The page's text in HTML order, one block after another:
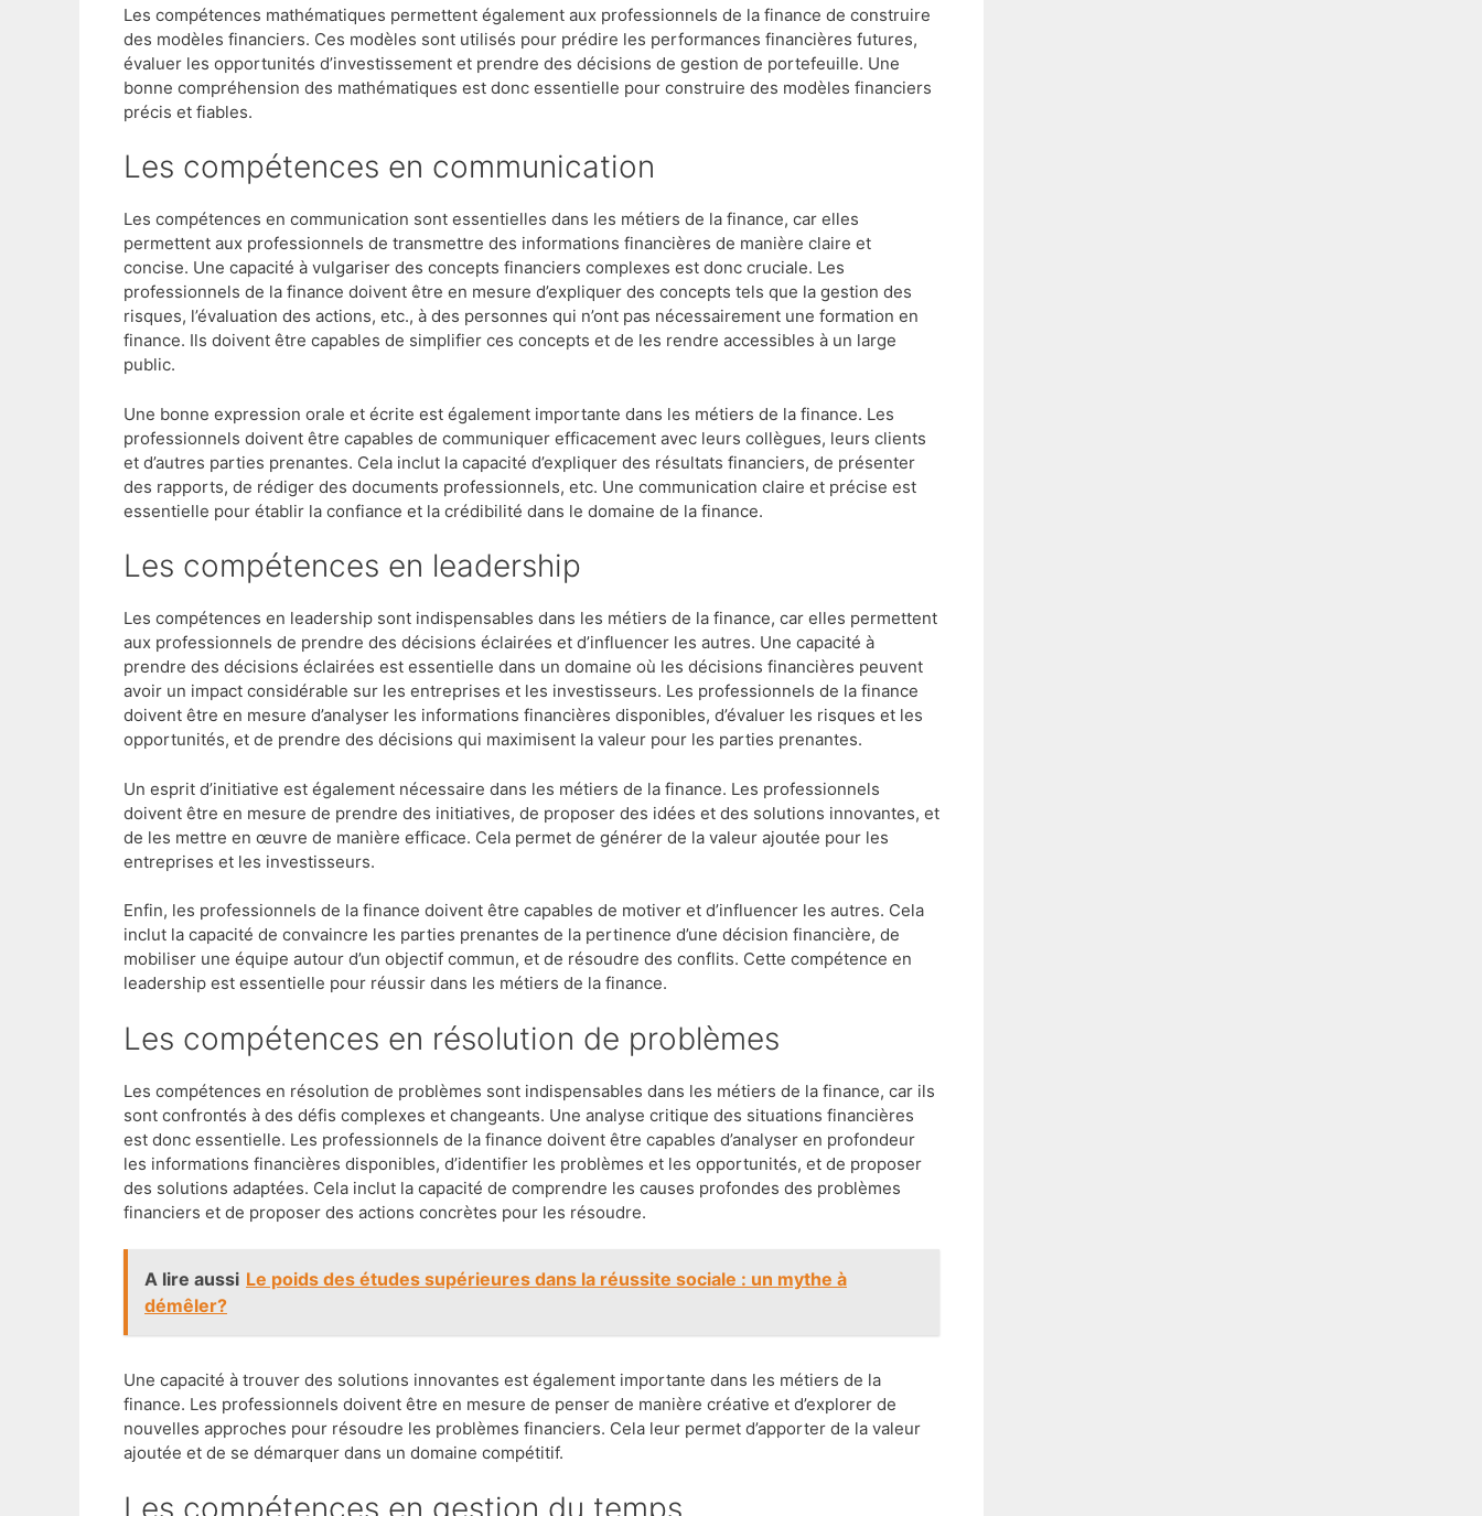
Les compétences mathématiques permettent également aux professionnels de la finance de construire
des modèles financiers. Ces modèles sont utilisés pour prédire les performances financières futures,
évaluer les opportunités d’investissement et prendre des décisions de gestion de portefeuille. Une
bonne compréhension des mathématiques est donc essentielle pour construire des modèles financiers
précis et fiables.
Les compétences en communication
Les compétences en communication sont essentielles dans les métiers de la finance, car elles
permettent aux professionnels de transmettre des informations financières de manière claire et
concise. Une capacité à vulgariser des concepts financiers complexes est donc cruciale. Les
professionnels de la finance doivent être en mesure d’expliquer des concepts tels que la gestion des
risques, l’évaluation des actions, etc., à des personnes qui n’ont pas nécessairement une formation en
finance. Ils doivent être capables de simplifier ces concepts et de les rendre accessibles à un large
public.
Une bonne expression orale et écrite est également importante dans les métiers de la finance. Les
professionnels doivent être capables de communiquer efficacement avec leurs collègues, leurs clients
et d’autres parties prenantes. Cela inclut la capacité d’expliquer des résultats financiers, de présenter
des rapports, de rédiger des documents professionnels, etc. Une communication claire et précise est
essentielle pour établir la confiance et la crédibilité dans le domaine de la finance.
Les compétences en leadership
Les compétences en leadership sont indispensables dans les métiers de la finance, car elles permettent
aux professionnels de prendre des décisions éclairées et d’influencer les autres. Une capacité à
prendre des décisions éclairées est essentielle dans un domaine où les décisions financières peuvent
avoir un impact considérable sur les entreprises et les investisseurs. Les professionnels de la finance
doivent être en mesure d’analyser les informations financières disponibles, d’évaluer les risques et les
opportunités, et de prendre des décisions qui maximisent la valeur pour les parties prenantes.
Un esprit d’initiative est également nécessaire dans les métiers de la finance. Les professionnels
doivent être en mesure de prendre des initiatives, de proposer des idées et des solutions innovantes, et
de les mettre en œuvre de manière efficace. Cela permet de générer de la valeur ajoutée pour les
entreprises et les investisseurs.
Enfin, les professionnels de la finance doivent être capables de motiver et d’influencer les autres. Cela
inclut la capacité de convaincre les parties prenantes de la pertinence d’une décision financière, de
mobiliser une équipe autour d’un objectif commun, et de résoudre des conflits. Cette compétence en
leadership est essentielle pour réussir dans les métiers de la finance.
Les compétences en résolution de problèmes
Les compétences en résolution de problèmes sont indispensables dans les métiers de la finance, car ils
sont confrontés à des défis complexes et changeants. Une analyse critique des situations financières
est donc essentielle. Les professionnels de la finance doivent être capables d’analyser en profondeur
les informations financières disponibles, d’identifier les problèmes et les opportunités, et de proposer
des solutions adaptées. Cela inclut la capacité de comprendre les causes profondes des problèmes
financiers et de proposer des actions concrètes pour les résoudre.
A lire aussi Le poids des études supérieures dans la réussite sociale : un mythe à
démêler?
Une capacité à trouver des solutions innovantes est également importante dans les métiers de la
finance. Les professionnels doivent être en mesure de penser de manière créative et d’explorer de
nouvelles approches pour résoudre les problèmes financiers. Cela leur permet d’apporter de la valeur
ajoutée et de se démarquer dans un domaine compétitif.
Les compétences en gestion du temps